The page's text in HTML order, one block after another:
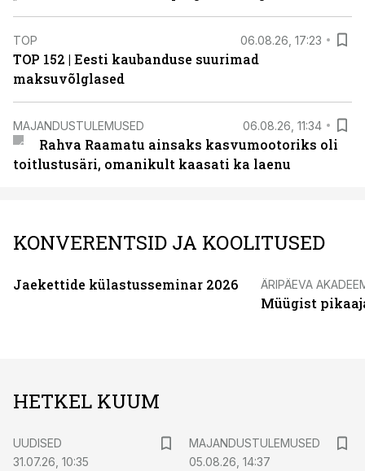
TOP 06.08.26, 17:23
TOP 152 | Eesti kaubanduse suurimad
maksuvõlglased
MAJANDUSTULEMUSED 06.08.26, 11:34
Rahva Raamatu ainsaks kasvumootoriks oli
toitlustusäri, omanikult kaasati ka laenu
KONVERENTSID JA KOOLITUSED
Jaekettide külastusseminar 2026 ÄRIPÄEVA
Müügist
HETKEL KUUM
UUDISED
31.07.26, 10:35
MAJANDUSTULEMUSED
05.08.26, 14:37